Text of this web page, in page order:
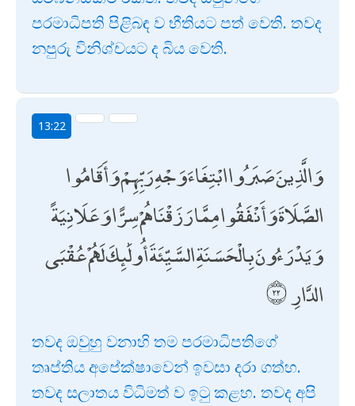
පරමාධිපති පිළිබඳ ව භීතියට පත් වෙති. තවද
නපුරු විනිශ්චයට ද බිය වෙති.
13:22
وَالَّذِينَ صَبَرُوا ابْتِغَاءَ وَجْهِ رَبِّهِمْ وَأَقَامُوا
الصَّلَاةَ وَأَنْفَقُوا مِمَّا رَزَقْنَاهُمْ سِرًّا وَعَلَانِيَةً
وَيَدْرَءُونَ بِالْحَسَنَةِ السَّيِّئَةَ أُولَٰئِكَ لَهُمْ عُقْبَى
الدَّارِ
තවද ඔවුහු වනාහි තම පරමාධිපතිගේ
තෘප්තිය අපේක්ෂාවෙන් ඉවසා දරා ගත්හ.
තවද සලාතය විධිමත් ව ඉටු කළහ. තවද අපි